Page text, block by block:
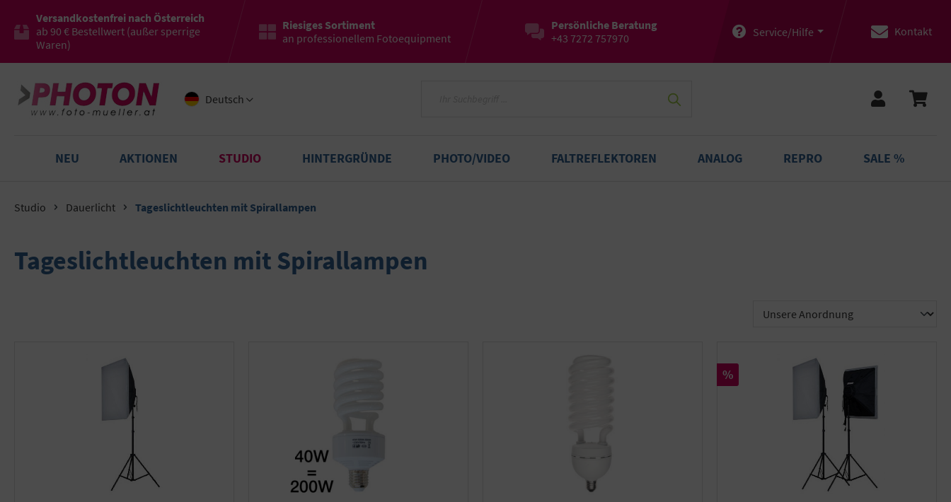
Versandkostenfrei nach Österreich
ab 90 € Bestellwert (außer sperrige
Waren)
Riesiges Sortiment
an professionellem Fotoequipment
Persönliche Beratung
+43 7272 757970
Service/Hilfe Kontakt
Deutsch
NEU AKTIONEN STUDIO HINTERGRÜNDE PHOTO/VIDEO FALTREFLEKTOREN ANALOG REPRO SALE %
Studio Dauerlicht Tageslichtleuchten mit Spirallampen
Tageslichtleuchten mit Spirallampen
Rabatt
%